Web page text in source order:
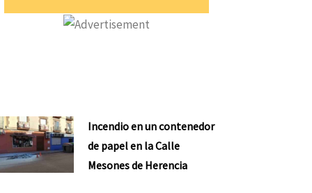
Incendio en un contenedor
de papel en la Calle
Mesones de Herencia